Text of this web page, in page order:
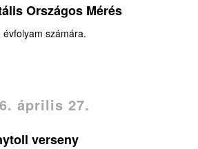
Országos Mérés
évfolyam számára.
április 27.
verseny